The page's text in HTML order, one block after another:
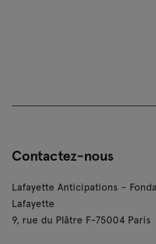
Contactez-nous
Lafayette Anticipations –
Lafayette
9, rue du Plâtre F-75004 Paris